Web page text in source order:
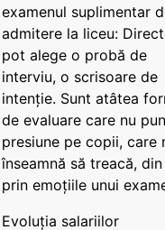
examenul suplimentar
admitere la liceu:
pot alege o probă de
interviu, o scrisoare de
intenție. Sunt atâtea
de evaluare care nu pun
presiune pe copii, care
înseamnă să treacă,
prin emoțiile unui
Evoluția salariilor